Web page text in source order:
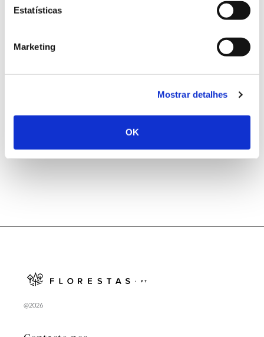
Estatísticas
Marketing
Mostrar detalhes
OK
Registar galhas de Trichi em acácia-das-espigas:
Natureza e florestas procuram jovens voluntários
@2026